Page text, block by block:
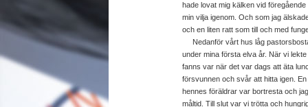
hade lovat mig kälken vid
min vilja igenom. Och som jag
och en liten ratt som till och med
Nedanför vårt hus låg
under mina första elva år. När vi
fanns var när det var dags att äta
försvunnen och svår att hitta igen.
hennes föräldrar var bortresta och
måltid. Till slut var vi trötta och